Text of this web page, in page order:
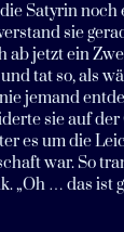
Satyrin noch
sie
jetzt ein
tat so, als
jemand
sie auf der
es um die
war. So
„Oh … das ist